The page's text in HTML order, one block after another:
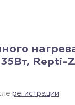
Repti-
регистрации